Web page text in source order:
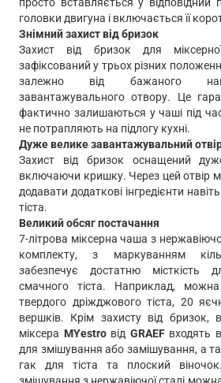
просто вставляється у відповідний
головки двигуна і включається її
Знімний захист від бризок
Захист від бризок для
зафіксований у трьох різних
залежно від бажаного
завантажувального отвору. Це
фактично залишаються у чаші під
не потрапляють на підлогу кухні.
Дуже велике завантажувальний
Захист від бризок оснащений
включаючи кришку. Через цей отвір
додавати додаткові інгредієнти
тіста.
Великий обсяг постачання
7-літрова міксерна чаша з
комплекту, з маркуванням
забезпечує достатню місткість
смачного тіста. Наприклад,
твердого дріжджового тіста, 20
вершків. Крім захисту від бризок,
міксера MYestro від GRAEF входять
для змішування або замішування, а
гак для тіста та плоский